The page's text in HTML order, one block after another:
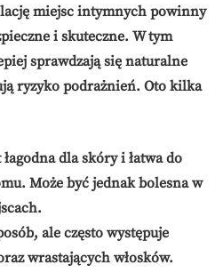
miejsc intymnych powinny
i skuteczne. W tym
sprawdzają się naturalne
ryzyko podrażnień. Oto kilka
dla skóry i łatwa do
Może być jednak bolesna w
ale często występuje
wrastających włosków.